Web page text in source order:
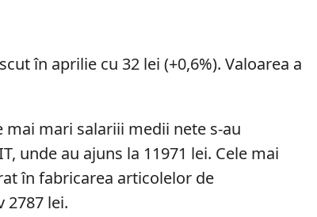
în aprilie cu 32 lei (+0,6%). Valoarea a
mai mari salariii medii nete s-au
unde au ajuns la 11971 lei. Cele mai
în fabricarea articolelor de
2787 lei.